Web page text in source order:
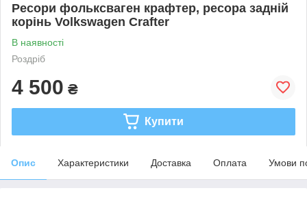
Ресори фольксваген крафтер, ресора задній
корінь Volkswagen Crafter
В наявності
Роздріб
4 500 ₴
Купити
Опис Характеристики Доставка Оплата Умови